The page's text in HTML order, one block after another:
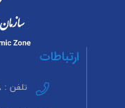
ارتباطات
تلفن : ۵۲۱۱۱۱۱۸-۰۶۱